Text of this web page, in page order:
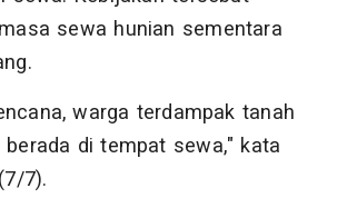
sewa hunian sementara
warga terdampak tanah
di tempat sewa," kata
7).